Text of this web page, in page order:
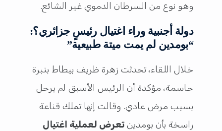
وهو نوع من السرطان الدموي غير الشائع.
دولة أجنبية وراء اغتيال رئيسٍ جزائري؟:
“بومدين لم يمت ميتة طبيعية”
خلال اللقاء، تحدثت زهرة ظريف بيطاط بنبرة
حاسمة، مؤكدة أن الرئيس الأسبق لم يرحل
بسبب مرض عادي. وقالت إنها تملك قناعة
راسخة بأن بومدين تعرض لعملية اغتيال